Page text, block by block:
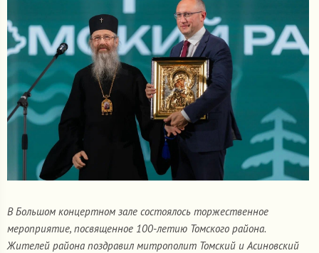
В Большом концертном зале состоялось торжественное
мероприятие, посвященное 100-летию Томского района.
Жителей района поздравил митрополит Томский и Асиновский